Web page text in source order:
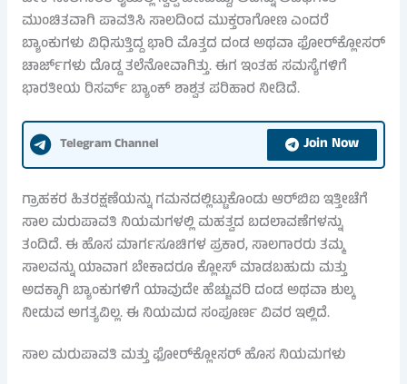
ಮುಂಚಿತವಾಗಿ ಪಾವತಿಸಿ ಸಾಲದಿಂದ ಮುಕ್ತರಾಗೋಣ ಎಂದರೆ
ಬ್ಯಾಂಕುಗಳು ವಿಧಿಸುತ್ತಿದ್ದ ಭಾರಿ ಮೊತ್ತದ ದಂಡ ಅಥವಾ ಫೋರ್‌ಕ್ಲೋಸರ್
ಚಾರ್ಜ್‌ಗಳು ದೊಡ್ಡ ತಲೆನೋವಾಗಿತ್ತು. ಈಗ ಇಂತಹ ಸಮಸ್ಯೆಗಳಿಗೆ
ಭಾರತೀಯ ರಿಸರ್ವ್ ಬ್ಯಾಂಕ್ ಶಾಶ್ವತ ಪರಿಹಾರ ನೀಡಿದೆ.
Telegram Channel Join Now
ಗ್ರಾಹಕರ ಹಿತರಕ್ಷಣೆಯನ್ನು ಗಮನದಲ್ಲಿಟ್ಟುಕೊಂಡು ಆರ್‌ಬಿಐ ಇತ್ತೀಚೆಗೆ
ಸಾಲ ಮರುಪಾವತಿ ನಿಯಮಗಳಲ್ಲಿ ಮಹತ್ವದ ಬದಲಾವಣೆಗಳನ್ನು
ತಂದಿದೆ. ಈ ಹೊಸ ಮಾರ್ಗಸೂಚಿಗಳ ಪ್ರಕಾರ, ಸಾಲಗಾರರು ತಮ್ಮ
ಸಾಲವನ್ನು ಯಾವಾಗ ಬೇಕಾದರೂ ಕ್ಲೋಸ್ ಮಾಡಬಹುದು ಮತ್ತು
ಅದಕ್ಕಾಗಿ ಬ್ಯಾಂಕುಗಳಿಗೆ ಯಾವುದೇ ಹೆಚ್ಚುವರಿ ದಂಡ ಅಥವಾ ಶುಲ್ಕ
ನೀಡುವ ಅಗತ್ಯವಿಲ್ಲ. ಈ ನಿಯಮದ ಸಂಪೂರ್ಣ ವಿವರ ಇಲ್ಲಿದೆ.
ಸಾಲ ಮರುಪಾವತಿ ಮತ್ತು ಫೋರ್‌ಕ್ಲೋಸರ್ ಹೊಸ ನಿಯಮಗಳು